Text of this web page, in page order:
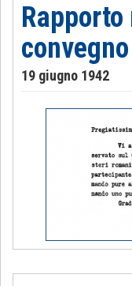
Rapporto
19 giugno 1942